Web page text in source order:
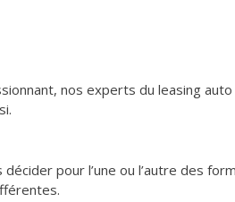
nos experts du leasing
pour l’une ou l’autre des